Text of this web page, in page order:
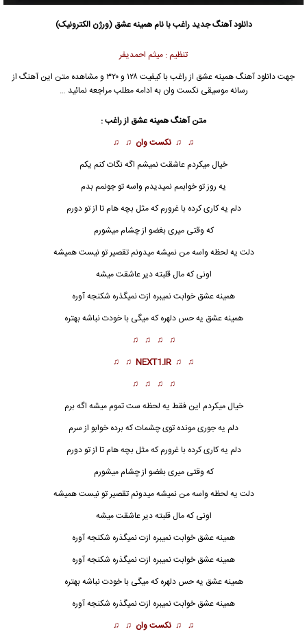
دانلود آهنگ جدیدراغب با نام همینه عشق (ورژن الکترونیک)
تنظیم : میثم احمدیفر
جهت دانلود آهنگ همینه عشق از راغب با کیفیت ۱۲۸ و ۳۲۰ و مشاهده متن این آهنگ از
رسانه موسیقی نکست وان به ادامه مطلب مراجعه نمائید …
متن آهنگ همینه عشق از راغب :
♫ ♫ نکست وان ♫ ♫
خیال میکردم عاشقت نمیشم اگه نگات کنم یکم
یه روز تو خوابمم نمیدیدم واسه تو جونمم بدم
دلم یه کاری کرده با غرورم که مثل بچه هام تا از تو دورم
که وقتی میری بغضو از چشام میشورم
دلت یه لحظه واسه من نمیشه میدونم تقصیر تو نیست همیشه
اونی که مال قلبته دیر عاشقت میشه
همینه عشق خوابت نمیبره ازت نمیگذره شکنجه آوره
همینه عشق یه حس دلهره که میگی با خودت نباشه بهتره
♫ ♫ ♫ ♫
♫ ♫
NEXT1.IR
♫ ♫
♫ ♫ ♫ ♫
خیال میکردم این فقط یه لحظه ست تموم میشه اگه برم
دلم یه جوری مونده توی چشمات که برده خوابو از سرم
دلم یه کاری کرده با غرورم که مثل بچه هام تا از تو دورم
که وقتی میری بغضو از چشام میشورم
دلت یه لحظه واسه من نمیشه میدونم تقصیر تو نیست همیشه
اونی که مال قلبته دیر عاشقت میشه
همینه عشق خوابت نمیبره ازت نمیگذره شکنجه آوره
همینه عشق خوابت نمیبره ازت نمیگذره شکنجه آوره
همینه عشق یه حس دلهره که میگی با خودت نباشه بهتره
همینه عشق خوابت نمیبره ازت نمیگذره شکنجه آوره
♫ ♫ نکست وان ♫ ♫